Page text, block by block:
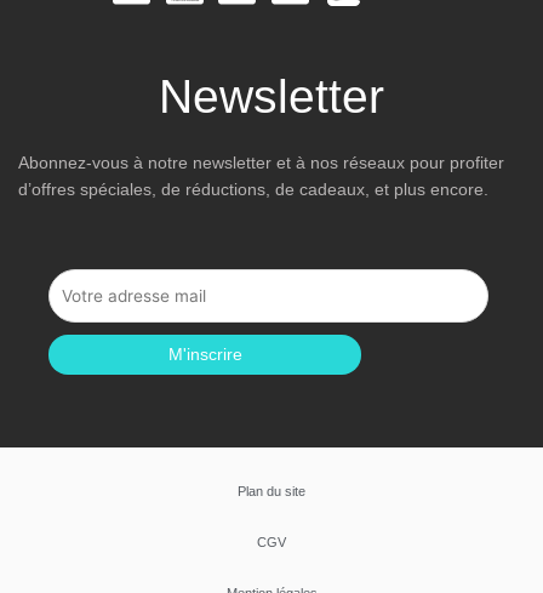
Newsletter
Abonnez-vous à notre newsletter et à nos réseaux pour profiter
d’offres spéciales, de réductions, de cadeaux, et plus encore.
M'inscrire
Plan du site
CGV